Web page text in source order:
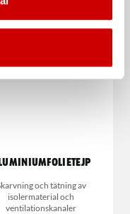
och tätning av
isolermaterial och
ventilationskanaler